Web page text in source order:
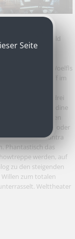
von Ute Liepold
Stück Robert Woelfls
und klugen Zugriff im
Sprechoper
sich in drei
Kropiunig und Nadine
zirkulierenden
die cool oder
und das Mantra
Phantastisch das
werden, auf
zu den steigenden
zum totalen
Welttheater
Seite